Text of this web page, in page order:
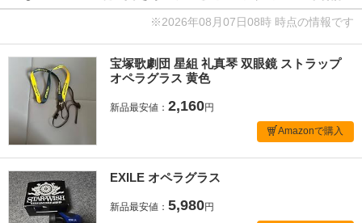
※2026年08月07日08時 時点の情報です
宝塚歌劇団 星組 礼真琴 双眼鏡 ストラップ
オペラグラス 黄色
新品最安値： 2,160円
Amazonで購入
EXILE オペラグラス
新品最安値： 5,980円